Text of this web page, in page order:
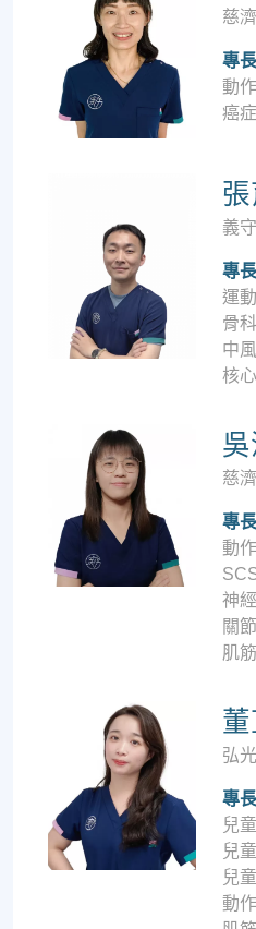
慈
專長
動
癌
義
專長
運
骨
中
核
慈
專長
動
神
關
肌
弘
專長
兒
兒
兒
動